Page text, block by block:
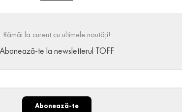
Rămâi la curent cu ultimele noutăți!
Abonează-te la newsletterul TOFF
Abonează-te